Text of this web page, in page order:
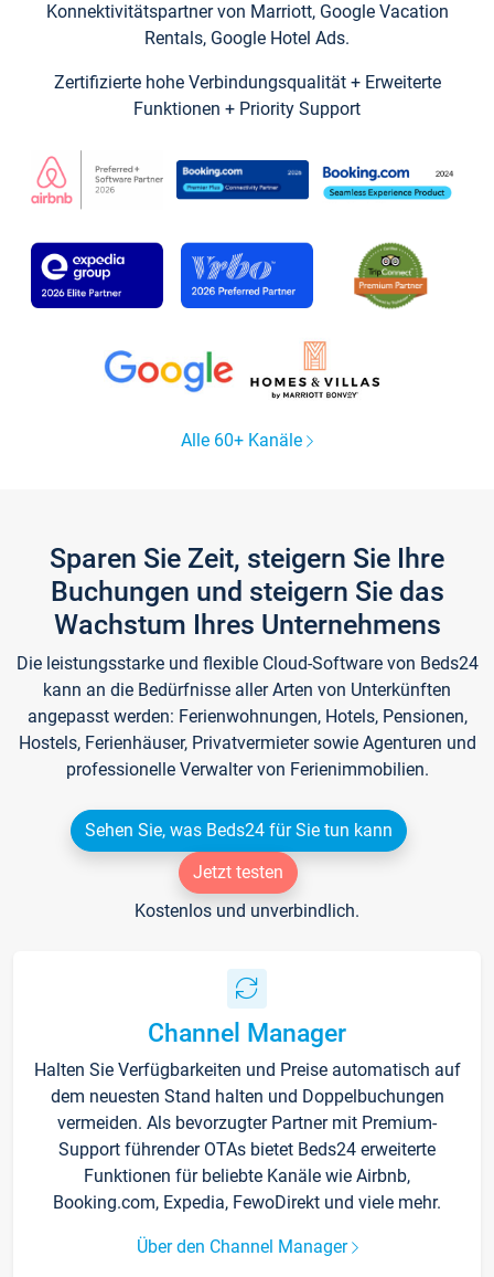
Konnektivitätspartner von Marriott, Google Vacation
Rentals, Google Hotel Ads.
Zertifizierte hohe Verbindungsqualität + Erweiterte
Funktionen + Priority Support
Alle 60+ Kanäle
Sparen Sie Zeit, steigern Sie Ihre
Buchungen und steigern Sie das
Wachstum Ihres Unternehmens
Die leistungsstarke und flexible Cloud-Software von Beds24
kann an die Bedürfnisse aller Arten von Unterkünften
angepasst werden: Ferienwohnungen, Hotels, Pensionen,
Hostels, Ferienhäuser, Privatvermieter sowie Agenturen und
professionelle Verwalter von Ferienimmobilien.
Sehen Sie, was Beds24 für Sie tun kann
Jetzt testen
Kostenlos und unverbindlich.
Channel Manager
Halten Sie Verfügbarkeiten und Preise automatisch auf
dem neuesten Stand halten und Doppelbuchungen
vermeiden. Als bevorzugter Partner mit Premium-
Support führender OTAs bietet Beds24 erweiterte
Funktionen für beliebte Kanäle wie Airbnb,
Booking.com, Expedia, FewoDirekt und viele mehr.
Über den Channel Manager